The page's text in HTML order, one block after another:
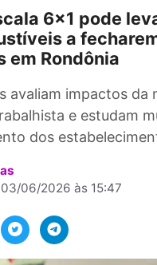
6×1 pode
a
avaliam impactos
e
dos
03/06/2026 às 15:47